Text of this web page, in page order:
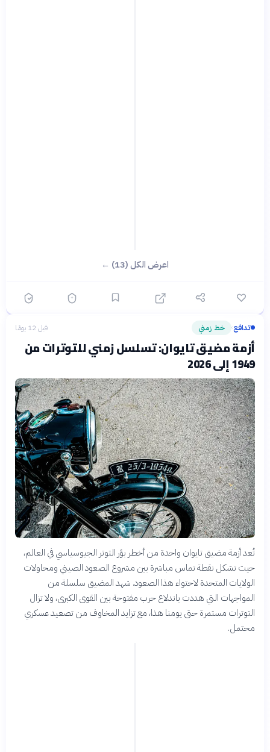
اعرض الكل (13) ←
تدافع› خط زمني قبل 12 يومًا
أزمة مضيق تايوان: تسلسل زمني للتوترات من
1949 إلى 2026
تُعد أزمة مضيق تايوان واحدة من أخطر بؤر التوتر الجيوسياسي في العالم،
حيث تشكل نقطة تماس مباشرة بين مشروع الصعود الصيني ومحاولات
الولايات المتحدة لاحتواء هذا الصعود. شهد المضيق سلسلة من
المواجهات التي هددت باندلاع حرب مفتوحة بين القوى الكبرى، ولا تزال
التوترات مستمرة حتى يومنا هذا، مع تزايد المخاوف من تصعيد عسكري
محتمل.